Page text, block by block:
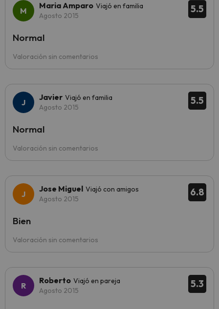
5.5
Maria Amparo Viajó en familia
Agosto 2015
Valoración sin comentarios
Normal
5.5
Javier Viajó en familia
Agosto 2015
Valoración sin comentarios
Normal
6.8
Jose Miguel Viajó con amigos
Agosto 2015
Valoración sin comentarios
Bien
5.3
Roberto Viajó en pareja
Agosto 2015